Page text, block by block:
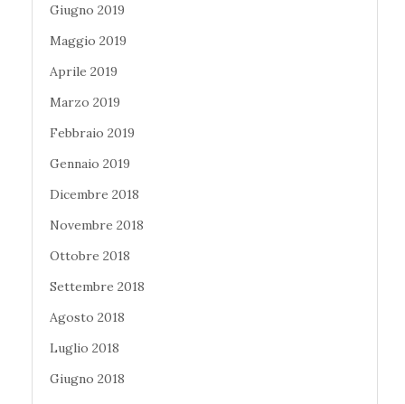
Giugno 2019
Maggio 2019
Aprile 2019
Marzo 2019
Febbraio 2019
Gennaio 2019
Dicembre 2018
Novembre 2018
Ottobre 2018
Settembre 2018
Agosto 2018
Luglio 2018
Giugno 2018